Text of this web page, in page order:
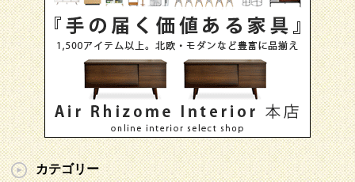
カテゴリー